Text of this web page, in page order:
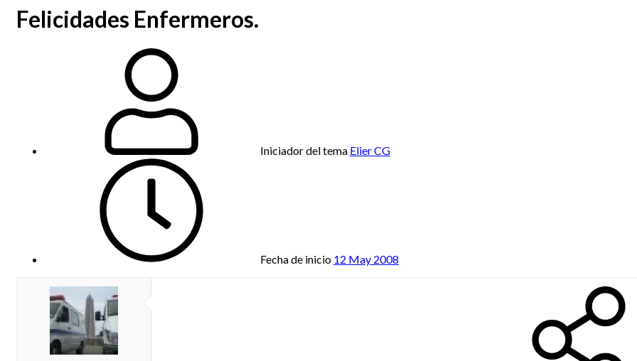
Felicidades Enfermeros.
Iniciador del tema Elier CG
Fecha de inicio 12 May 2008